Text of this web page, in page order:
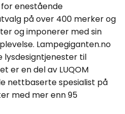
enestående
på over 400 merker og
og imponerer med sin
Lampegiganten.no
lysdesigntjenester til
er en del av LUQOM
nettbaserte spesialist på
med mer enn 95